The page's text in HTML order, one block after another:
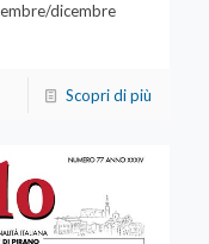
dicembre
Scopri di più